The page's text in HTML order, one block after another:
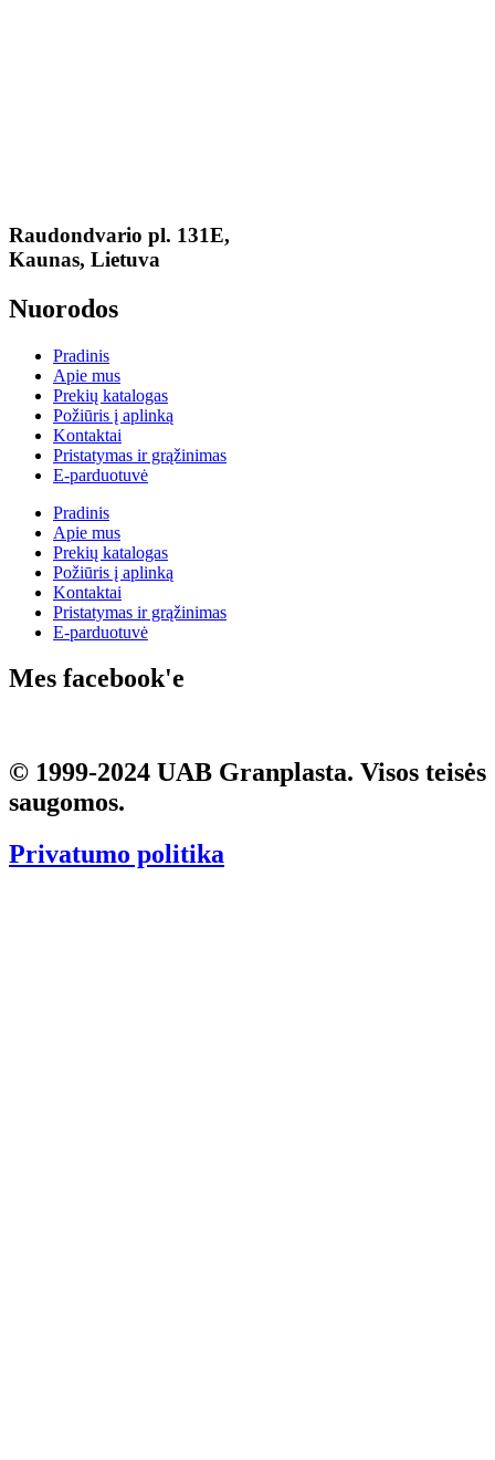
Raudondvario pl. 131E,
Kaunas, Lietuva
Nuorodos
Pradinis
Apie mus
Prekių katalogas
Požiūris į aplinką
Kontaktai
Pristatymas ir grąžinimas
E-parduotuvė
Pradinis
Apie mus
Prekių katalogas
Požiūris į aplinką
Kontaktai
Pristatymas ir grąžinimas
E-parduotuvė
Mes facebook'e
© 1999-2024 UAB Granplasta. Visos teisės
saugomos.
Privatumo politika